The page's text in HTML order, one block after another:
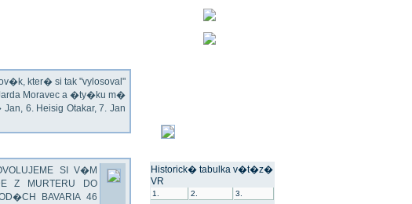
kter� si tak "vylosoval"
Moravec a �ty�ku m�
6. Heisig Otakar, 7. Jan
SI V�M
Z MURTERU DO
BAVARIA 46
Historick� tabulka v�t�z�
VR
1. 2. 3.